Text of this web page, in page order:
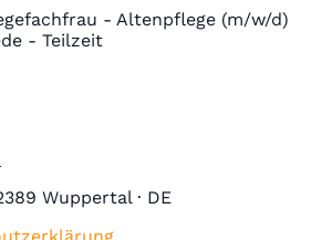
- Altenpflege (m/w/d)
- Teilzeit
Wuppertal · DE